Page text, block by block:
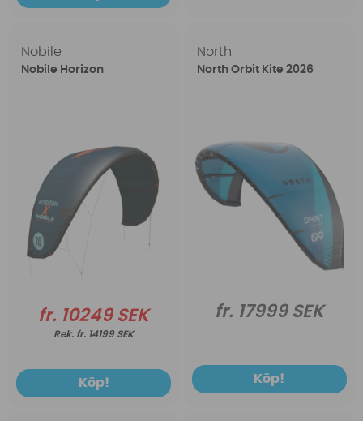
Nobile
Nobile Horizon
fr. 10249 SEK
fr. 14199 SEK
Köp!
North
North Orbit Kite 2026
fr. 17999 SEK
Köp!